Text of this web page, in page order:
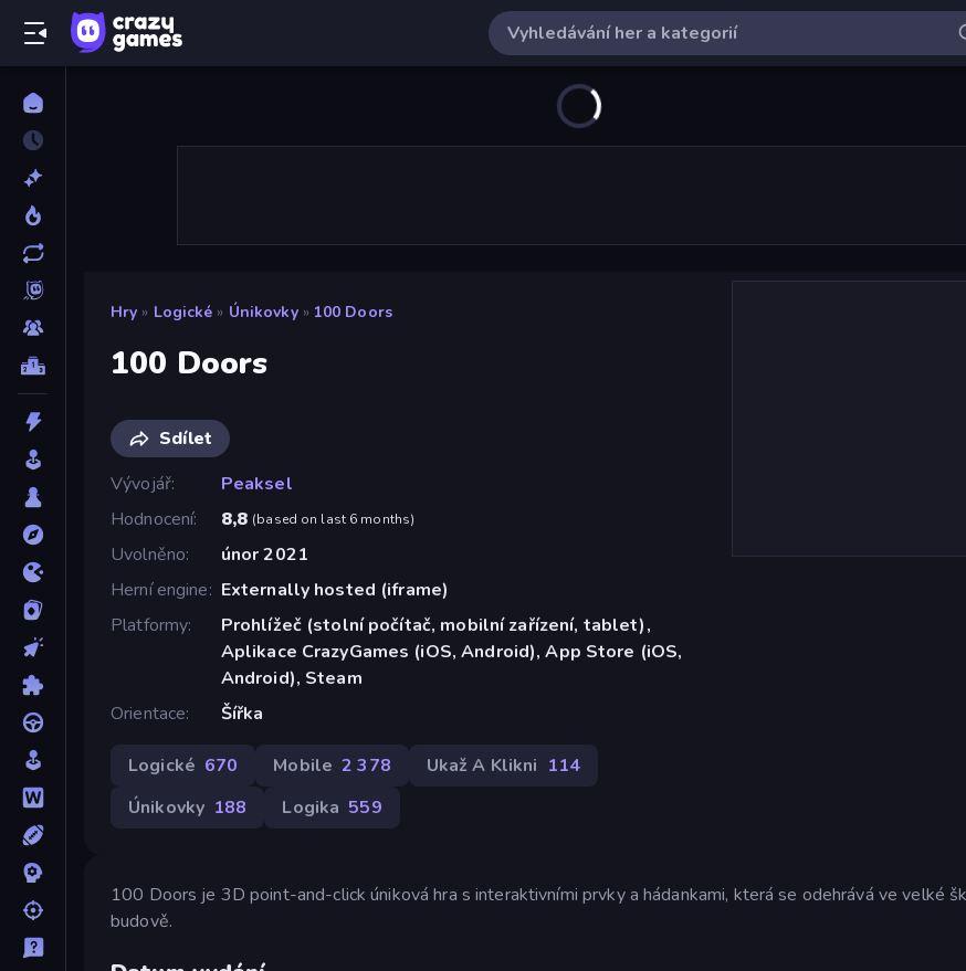
Hry » Logické » Únikovky » 100 Doors
100 Doors
Sdílet
Vývojář
Peaksel
Hodnocení
8,8 (based on last 6 months)
Uvolněno
únor 2021
Herní engine
Externally hosted (iframe)
Platformy
Prohlížeč (stolní počítač, mobilní zařízení, tablet),
Aplikace CrazyGames (iOS, Android), App Store (iOS,
Android), Steam
Orientace
Šířka
Logické 670 Mobile 2 378 Ukaž A Klikni 114
Únikovky 188 Logika 559
100 Doors je 3D point-and-click úniková hra s interaktivními prvky a hádankami, která se odehrává ve velké
budově.